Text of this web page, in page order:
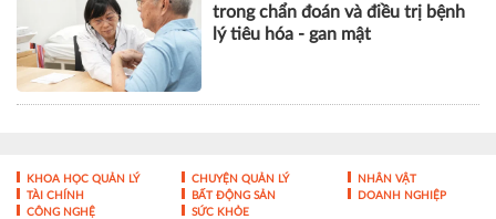
trong chẩn đoán và điều trị bệnh
lý tiêu hóa - gan mật
KHOA HỌC QUẢN LÝ CHUYỆN QUẢN LÝ
NHÂN VẬT
TÀI CHÍNH
BẤT ĐỘNG SẢN
DOANH NGHIỆP
CÔNG NGHỆ
SỨC KHỎE